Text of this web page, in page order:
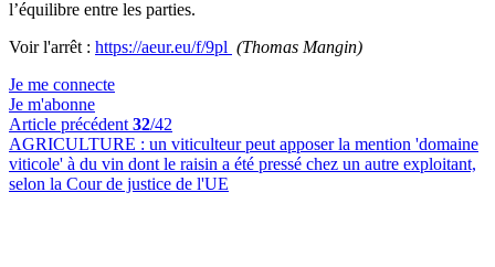
l’équilibre entre les parties.
Voir l'arrêt : https://aeur.eu/f/9pl (Thomas Mangin)
Je me connecte
Je m'abonne
Article précédent 32/42
AGRICULTURE : un viticulteur peut apposer la mention 'domaine
viticole' à du vin dont le raisin a été pressé chez un autre exploitant,
selon la Cour de justice de l'UE